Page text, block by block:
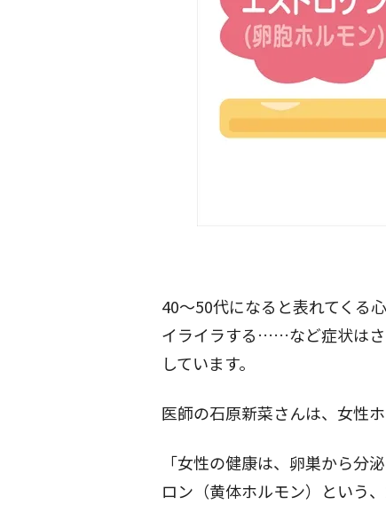
40～50代になると表れてくる
イライラする……など症状はさ
しています。
医師の石原新菜さんは、女性
「女性の健康は、卵巣から分
ロン（黄体ホルモン）という